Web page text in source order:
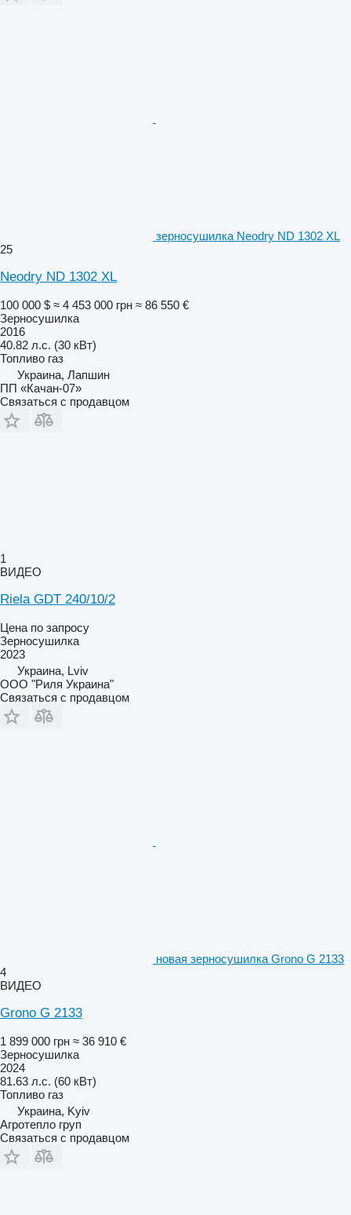
зерносушилка Neodry ND 1302 XL
25
Neodry ND 1302 XL
100 000 $ ≈ 4 453 000 грн ≈ 86 550 €
Зерносушилка
2016
40.82 л.с. (30 кВт)
Топливо газ
Украина, Лапшин
ПП «Качан-07»
Связаться с продавцом
1
ВИДЕО
Riela GDT 240/10/2
Цена по запросу
Зерносушилка
2023
Украина, Lviv
ООО "Риля Украина"
Связаться с продавцом
новая зерносушилка Grono G 2133
4
ВИДЕО
Grono G 2133
1 899 000 грн ≈ 36 910 €
Зерносушилка
2024
81.63 л.с. (60 кВт)
Топливо газ
Украина, Kyiv
Агротепло груп
Связаться с продавцом